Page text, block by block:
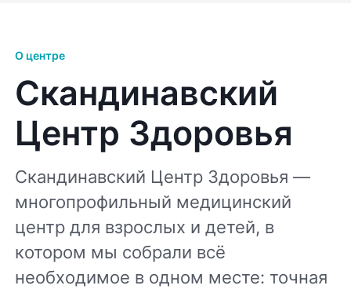
О центре
Скандинавский
Центр Здоровья
Скандинавский Центр Здоровья —
многопрофильный медицинский
центр для взрослых и детей, в
котором мы собрали всё
необходимое в одном месте: точная